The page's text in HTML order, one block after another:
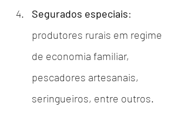
Segurados especiais:
produtores rurais em regime
de economia familiar,
pescadores artesanais,
seringueiros, entre outros.